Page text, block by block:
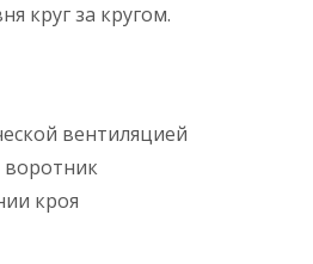
круг за кругом.
вентиляцией
кроя